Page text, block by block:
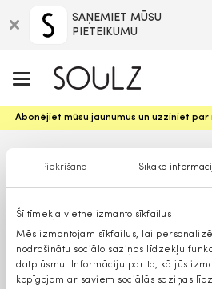
Piekrišana Sīkāka
Šī tīmekļa vietne izmanto sīkfailus
Mēs izmantojam sīkfailus, lai
nodrošinātu sociālo saziņas līdzekļu
datplūsmu. Informāciju par to, kā jūs
kopīgojam ar saviem sociālās saziņas
SAŅEMIET MŪSU
PIETEIKUMU
Abonējiet mūsu jaunumus un uzziniet